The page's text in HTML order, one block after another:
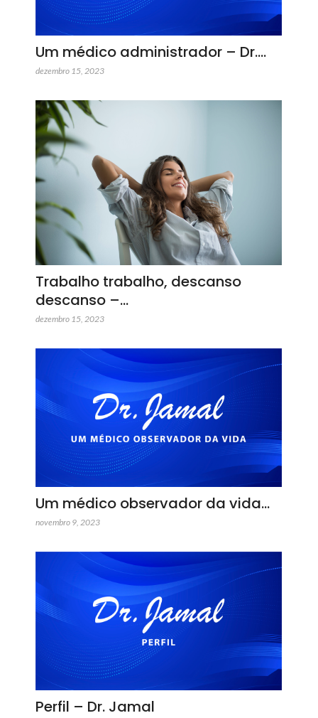
Um médico administrador – Dr.…
dezembro 15, 2023
Trabalho trabalho, descanso
descanso –…
dezembro 15, 2023
Um médico observador da vida…
novembro 9, 2023
Perfil – Dr. Jamal